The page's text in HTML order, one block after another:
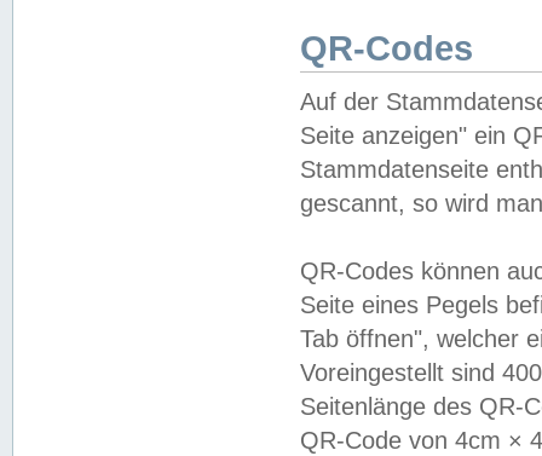
QR-Codes
Auf der
Seite anzeigen" ein
Stammdatenseite
gescannt, so wird
QR-Codes können
Seite eines Pegels
Tab öffnen", welcher
Voreingestellt sind
Seitenlänge des QR-
QR-Code von 4cm ×